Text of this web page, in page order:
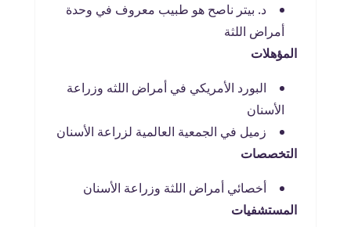
د. بيتر ناصح هو طبيب معروف في وحدة
أمراض اللثة
المؤهلات
البورد الأمريكي في أمراض اللثه وزراعة
الأسنان
زميل في الجمعية العالمية لزراعة الأسنان
التخصصات
أخصائي أمراض اللثة وزراعة الأسنان
المستشفيات